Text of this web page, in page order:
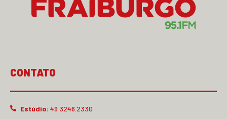
CONTATO
Estúdio: 49 3246.2330